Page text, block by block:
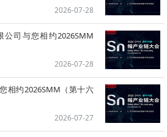
2026-07-28
司与您相约2026SMM
2026-07-28
相约2026SMM（第十六
2026-07-27